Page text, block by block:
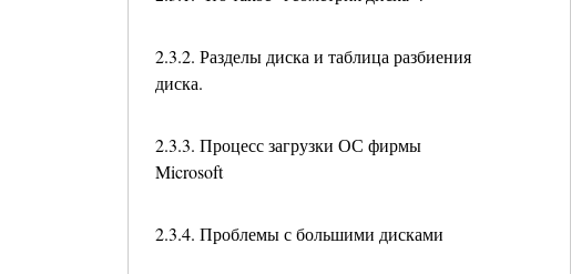
2.3.2. Разделы диска и таблица разбиения
диска.
2.3.3. Процесс загрузки ОС фирмы
Microsoft
2.3.4. Проблемы с большими дисками